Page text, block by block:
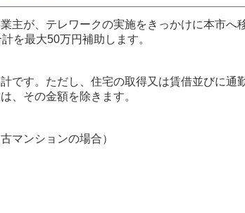
主が、テレワークの実施をきっかけに本市へ
を最大50万円補助します。
です。ただし、住宅の取得又は賃借並びに通
、その金額を除きます。
マンションの場合）